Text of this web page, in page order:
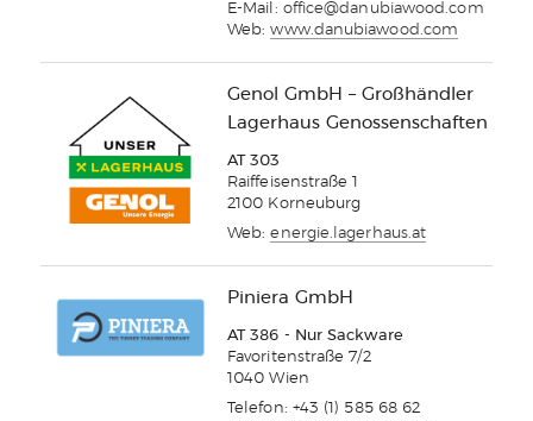
E-Mail: office@danubiawood.com
Web:www.danubiawood.com
Genol GmbH – Großhändler
Lagerhaus Genossenschaften
AT 303
Raiffeisenstraße 1
2100 Korneuburg
Web:energie.lagerhaus.at
Piniera GmbH
AT 386 - Nur Sackware
Favoritenstraße 7/2
1040 Wien
Telefon: +43 (1) 585 68 62